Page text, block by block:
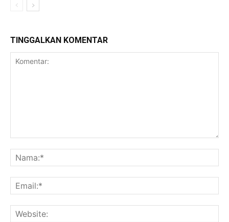
TINGGALKAN KOMENTAR